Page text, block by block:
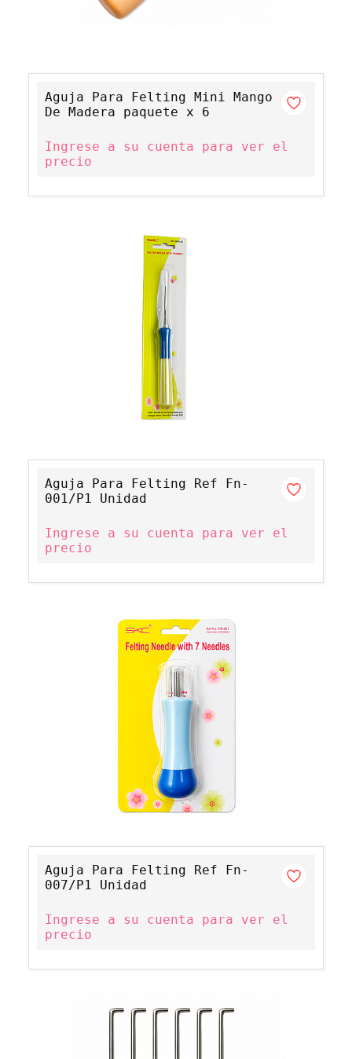
Aguja Para Felting Mini Mango
De Madera paquete x 6
Ingrese a su cuenta para ver el
precio
Aguja Para Felting Ref Fn-
001/P1 Unidad
Ingrese a su cuenta para ver el
precio
Aguja Para Felting Ref Fn-
007/P1 Unidad
Ingrese a su cuenta para ver el
precio